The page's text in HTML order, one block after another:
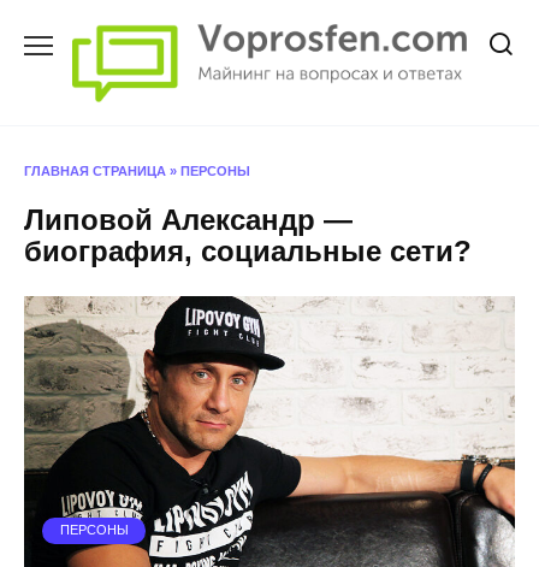
ГЛАВНАЯ СТРАНИЦА » ПЕРСОНЫ
Липовой Александр —
биография, социальные сети?
ПЕРСОНЫ